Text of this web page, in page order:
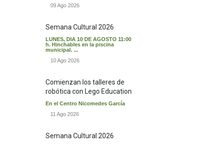
09 Ago 2026
Semana Cultural 2026
LUNES, DIA 10 DE AGOSTO 11:00
h. Hinchables en la piscina
municipal. ...
10 Ago 2026
Comienzan los talleres de
robótica con Lego Education
En el Centro Nicomedes García
11 Ago 2026
Semana Cultural 2026